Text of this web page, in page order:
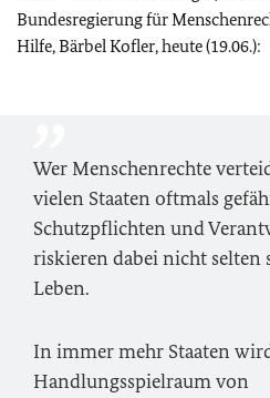
Bundesregierung für
Hilfe, Bärbel Kofler, heute (19.06.):
Wer Menschenrechte
vielen Staaten oftmals
Schutzpflichten und
riskieren dabei nicht selten
Leben.
In immer mehr Staaten
Handlungsspielraum von